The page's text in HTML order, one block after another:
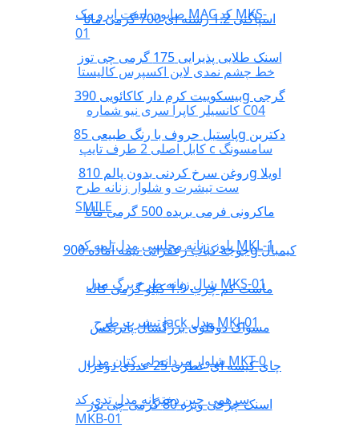
صابون لیفت ابرو مک MAC کد MKS-
01
خط چشم نمدی لاین اکسپرس کالیستا
کانسیلر کاپرا سری نیو شماره C04
کابل اصلی 2 طرف تایپ c سامسونگ
ست تیشرت و شلوار زنانه طرح
SMILE
بلوز زنانه مجلسی مدل لمه کد MKL-1
شال زنانه طرح برگ مدل MKS-01
تیشرت طرح jack مدل MKJ-01
شلوار مردانه لی کتان مدل MKT-0
سرهمی جین دخترانه مدل تدی کد
MKB-01
اسپاگتی 1.2 رشته ای 700 گرمی مانا
اسنک طلایی پذیرایی 175 گرمی چی توز
بیسکوییت کرم دار کاکائویی 390g گرجی
پاستیل حروف با رنگ طبیعی 85g دکتربن
روغن سرخ کردنی بدون پالم 810g اویلا
ماکرونی فرمی بریده 500 گرمی مانا
جوجه کباب زعفرانی نیمه آماده 900g کیمبال
ماست کم چرب 1.9 کیلو گرمی کاله
مسواک دوقلوی بزرگسال پاتریکس
چای کیسه ای عطری 25 عددی دوغزال
اسنک چرخی ویژه 80 گرمی چی توز